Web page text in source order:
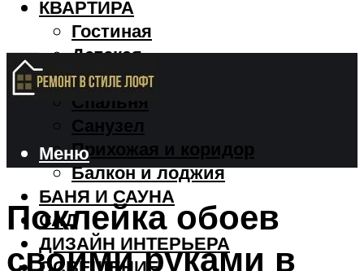
КВАРТИРА
Гостиная
Детская
Кухня
Спальня
Санузел
Прихожая и коридор
Балкон и лоджия
БАНЯ И САУНА
САД
ДИЗАЙН ИНТЕРЬЕРА
Меню
Поклейка обоев
своими руками в